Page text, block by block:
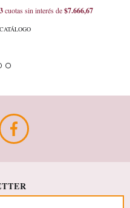
3cuotas sin interés de$7.666,67
CATÁLOGO